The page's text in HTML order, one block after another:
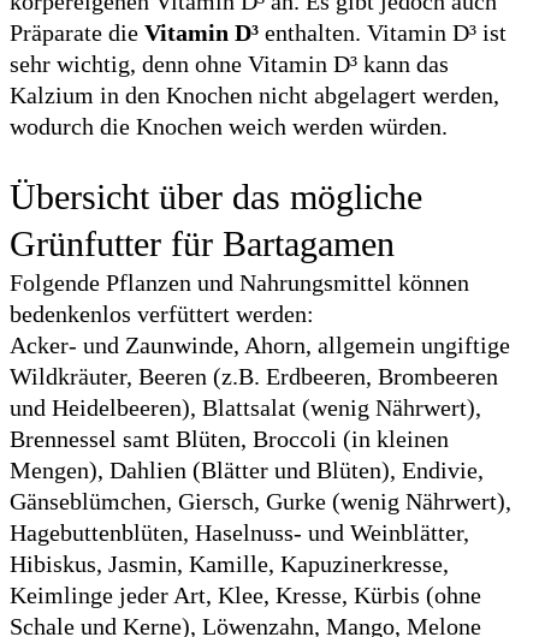
Präparate die Vitamin D³ enthalten. Vitamin D³ ist
sehr wichtig, denn ohne Vitamin D³ kann das
Kalzium in den Knochen nicht abgelagert werden,
wodurch die Knochen weich werden würden.
Übersicht über das mögliche
Grünfutter für Bartagamen
Folgende Pflanzen und Nahrungsmittel können
bedenkenlos verfüttert werden:
Acker- und Zaunwinde, Ahorn, allgemein ungiftige
Wildkräuter, Beeren (z.B. Erdbeeren, Brombeeren
und Heidelbeeren), Blattsalat (wenig Nährwert),
Brennessel samt Blüten, Broccoli (in kleinen
Mengen), Dahlien (Blätter und Blüten), Endivie,
Gänseblümchen, Giersch, Gurke (wenig Nährwert),
Hagebuttenblüten, Haselnuss- und Weinblätter,
Hibiskus, Jasmin, Kamille, Kapuzinerkresse,
Keimlinge jeder Art, Klee, Kresse, Kürbis (ohne
Schale und Kerne), Löwenzahn, Mango, Melone